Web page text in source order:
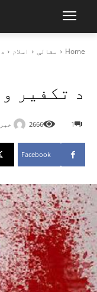
Home مقالې اسلام
د تکفیر
1
2666
Facebook